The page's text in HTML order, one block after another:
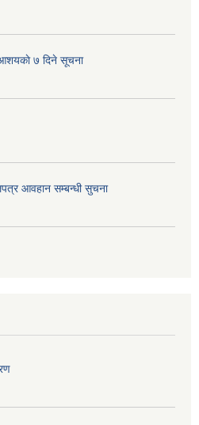
७ दिने सूचना
आवहान सम्बन्धी सुचना